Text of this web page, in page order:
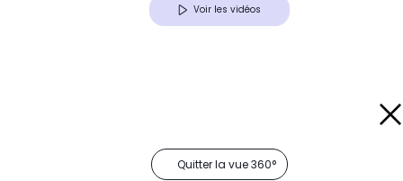
Voir les vidéos
Quitter la vue 360°